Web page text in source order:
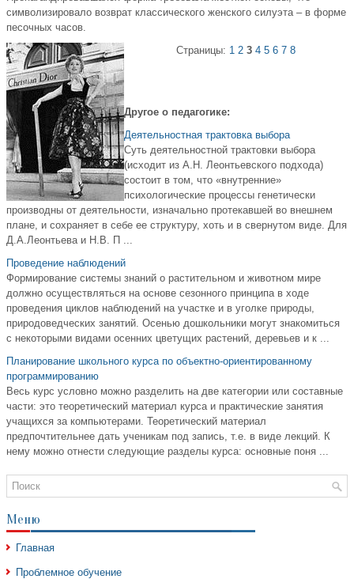
символизировало возврат классического женского силуэта – в форме
песочных часов.
Страницы: 1 2 3 4 5 6 7 8
Другое о педагогике:
Деятельностная трактовка выбора
Суть деятельностной трактовки выбора
(исходит из А.Н. Леонтьевского подхода)
состоит в том, что «внутренние»
психологические процессы генетически
производны от деятельности, изначально протекавшей во внешнем
плане, и сохраняет в себе ее структуру, хоть и в свернутом виде. Для
Д.А.Леонтьева и Н.В. П ...
Проведение наблюдений
Формирование системы знаний о растительном и животном мире
должно осуществляться на основе сезонного принципа в ходе
проведения циклов наблюдений на участке и в уголке природы,
природоведческих занятий. Осенью дошкольники могут знакомиться
с некоторыми видами осенних цветущих растений, деревьев и к ...
Планирование школьного курса по объектно-ориентированному
программированию
Весь курс условно можно разделить на две категории или составные
части: это теоретический материал курса и практические занятия
учащихся за компьютерами. Теоретический материал
предпочтительнее дать ученикам под запись, т.е. в виде лекций. К
нему можно отнести следующие разделы курса: основные поня ...
Меню
Главная
Проблемное обучение